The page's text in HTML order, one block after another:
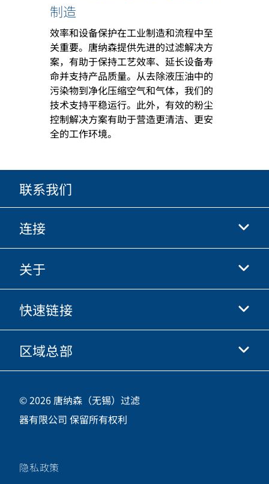
制造
效率和设备保护在工业制造和流程中至
关重要。唐纳森提供先进的过滤解决方
案，有助于保持工艺效率、延长设备寿
命并支持产品质量。从去除液压油中的
污染物到净化压缩空气和气体，我们的
技术支持平稳运行。此外，有效的粉尘
控制解决方案有助于营造更清洁、更安
全的工作环境。
联系我们
连接
抖音
快手
优酷
微信
关于
关于我们
商业行为准则
职业发展
快速链接
唐纳森电商网站
投资人
供应商
区域总部
中国江苏省无锡市新吴区
新加坡工业园新都路16号，邮编 214028
咨询热线
关注唐纳森微信公众号
© 2026 唐纳森（无锡）过滤
器有限公司 保留所有权利
隐私政策